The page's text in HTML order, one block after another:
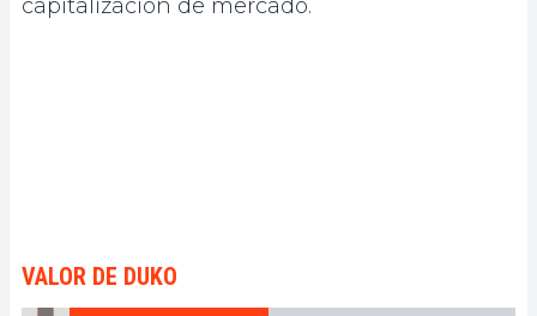
capitalización de mercado.
VALOR DE DUKO